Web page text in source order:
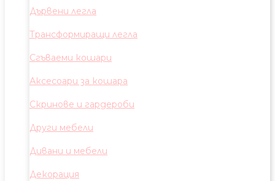
Дървени легла
Трансформиращи легла
Сгъваеми кошари
Аксесоари за кошара
Скринове и гардероби
Други мебели
Дивани и мебели
Декорация